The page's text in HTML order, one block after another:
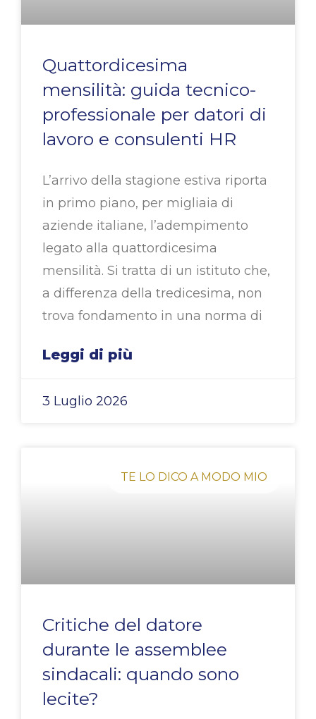
Quattordicesima
mensilità: guida tecnico-
professionale per datori di
lavoro e consulenti HR
L’arrivo della stagione estiva riporta
in primo piano, per migliaia di
aziende italiane, l’adempimento
legato alla quattordicesima
mensilità. Si tratta di un istituto che,
a differenza della tredicesima, non
trova fondamento in una norma di
Leggi di più
3 Luglio 2026
TE LO DICO A MODO MIO
Critiche del datore
durante le assemblee
sindacali: quando sono
lecite?